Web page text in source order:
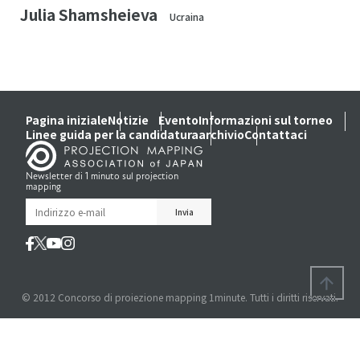
Julia Shamsheieva Ucraina
Pagina inizialeNotizie EventoInformazioni sul torneo
Linee guida per la candidaturaarchivioContattaci
Newsletter di 1 minuto sul projection
mapping
© 2012 Concorso di proiezione mapping 1minute. Tutti i diritti riservati.